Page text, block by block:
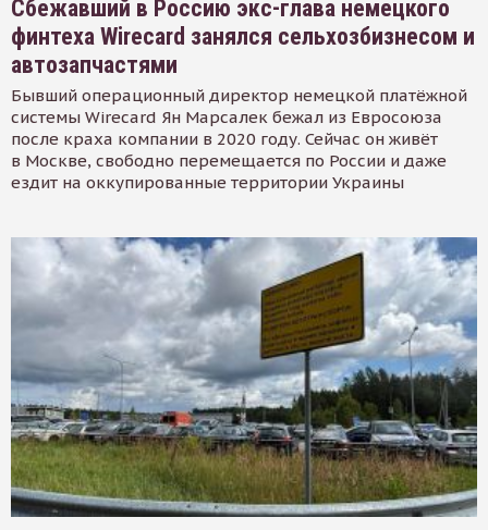
Сбежавший в Россию экс-глава немецкого
финтеха Wirecard занялся сельхозбизнесом и
автозапчастями
Бывший операционный директор немецкой платёжной
системы Wirecard Ян Марсалек бежал из Евросоюза
после краха компании в 2020 году. Сейчас он живёт
в Москве, свободно перемещается по России и даже
ездит на оккупированные территории Украины